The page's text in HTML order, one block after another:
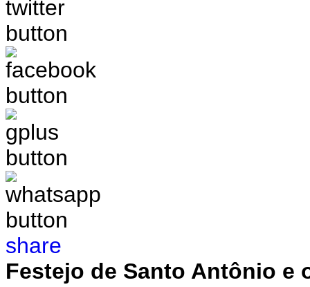
share
Festejo de Santo Antônio e